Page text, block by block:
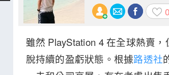
0
雖然 PlayStation 4 在全球熱賣
脫持續的盈虧狀態。 根據路透社